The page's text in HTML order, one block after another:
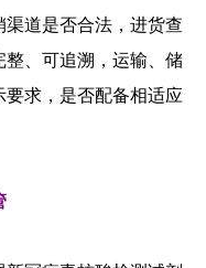
道是否合法，进货查
、可追溯，运输、储
求，是否配备相适应